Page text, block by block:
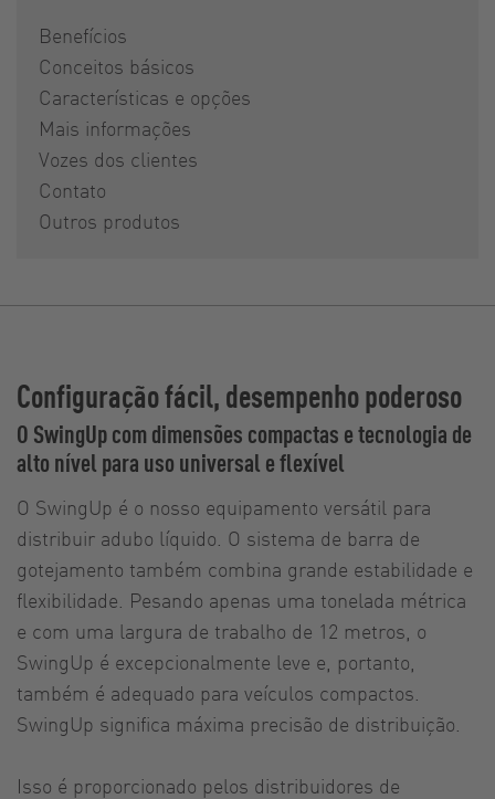
Benefícios
Conceitos básicos
Características e opções
Mais informações
Vozes dos clientes
Contato
Outros produtos
Configuração fácil, desempenho poderoso
O SwingUp com dimensões compactas e tecnologia de
alto nível para uso universal e flexível
O SwingUp é o nosso equipamento versátil para
distribuir adubo líquido. O sistema de barra de
gotejamento também combina grande estabilidade e
flexibilidade. Pesando apenas uma tonelada métrica
e com uma largura de trabalho de 12 metros, o
SwingUp é excepcionalmente leve e, portanto,
também é adequado para veículos compactos.
SwingUp significa máxima precisão de distribuição.
Isso é proporcionado pelos distribuidores de